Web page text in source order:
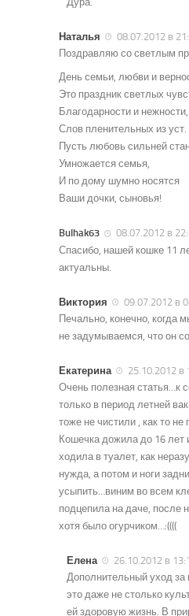
Наталья
08.07.2012 в
Поздравляю со светлым
День семьи, любви и
Это праздник светлых
Благодарности и нежности,
Слов пленительных из уст.
Пусть любовь сильней
Умножается семья,
И по дому шумно носятся
Ваши дочки, сыновья!
Bulhak63
08.07.2012 в
Спасибо, нашей кошке 11
актуальны.
Виктория
09.07.2012 в
Печально, конечно, когда
не задумываемся, что он
Екатерина
25.10.2012 в
Очень полезная статья…к
только в период летней
тоже не чистили , как то не
Кошечка дожила до 16 лет
ходила в туалет, как
нужда, а потом и ноги
усыпить…виним во всем
подцепила на даче, после
хотя было огурчиком…:((((
Елена
26.10.2012 в
Дополнительный уход за
это даже не столько
ей здоровую жизнь. В